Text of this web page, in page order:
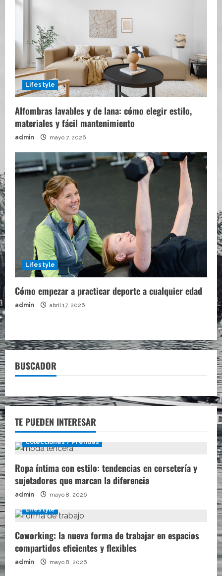
Lifestyle
Alfombras lavables y de lana: cómo elegir estilo,
materiales y fácil mantenimiento
admin mayo 7, 2026
Lifestyle
Cómo empezar a practicar deporte a cualquier edad
admin abril 17, 2026
BUSCADOR
TE PUEDEN INTERESAR
Colecciones / Prendas
Ropa íntima con estilo: tendencias en corsetería y
sujetadores que marcan la diferencia
admin mayo 8, 2026
Lifestyle
Coworking: la nueva forma de trabajar en espacios
compartidos eficientes y flexibles
admin mayo 8, 2026